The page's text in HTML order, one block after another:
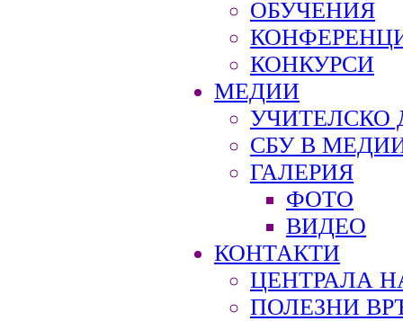
ОБУЧЕНИЯ
КОНКУРСИ
МЕДИИ
УЧИТЕЛСКО
СБУ В
ГАЛЕРИЯ
ФОТО
ВИДЕО
КОНТАКТИ
ЦЕНТРАЛА
ПОЛЕЗНИ